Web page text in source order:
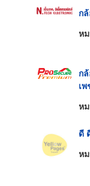
ก
ห
ก
เ
ห
ดี
ห